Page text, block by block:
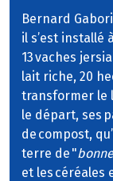
Bernard
il s’est installé
13 vaches
lait riche, 20
transformer le
le départ, ses
de compost,
terre de "
et les céréales